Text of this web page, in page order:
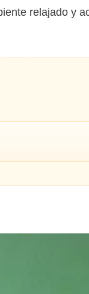
relajado y